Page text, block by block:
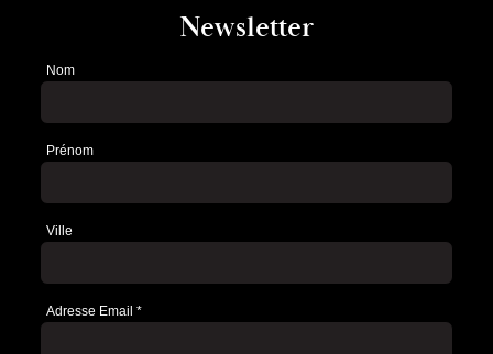
Newsletter
Newsletter
Nom
Prénom
Ville
Adresse Email *